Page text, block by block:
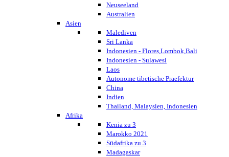
Neuseeland
Australien
Asien
Malediven
Sri Lanka
Indonesien - Flores,Lombok,Bali
Indonesien - Sulawesi
Laos
Autonome tibetische Praefektur
China
Indien
Thailand, Malaysien, Indonesien
Afrika
Kenia zu 3
Marokko 2021
Südafrika zu 3
Madagaskar